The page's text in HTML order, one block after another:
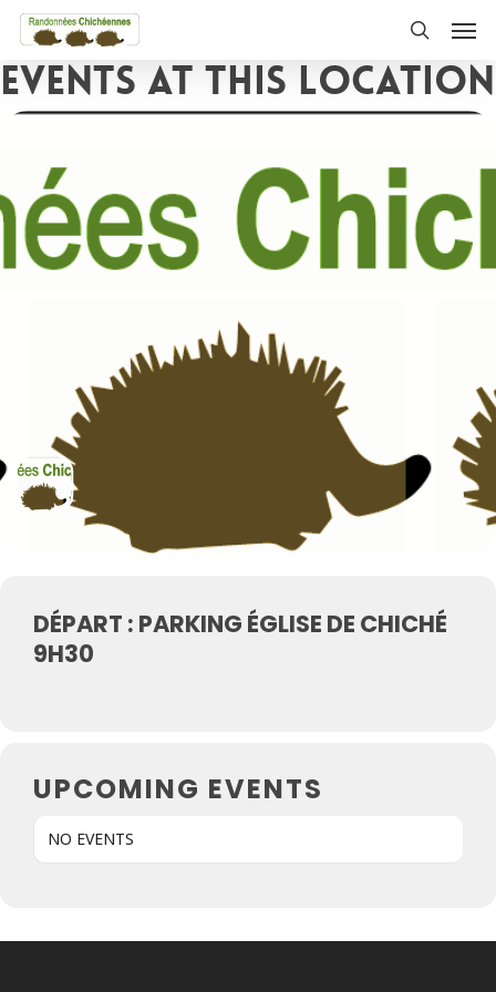
Skip
main
content
Events at this location
DÉPART : PARKING ÉGLISE DE CHICHÉ
9H30
UPCOMING EVENTS
NO EVENTS